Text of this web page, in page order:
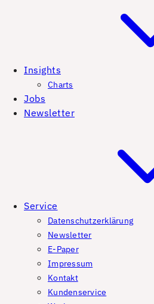
Insights
Charts
Jobs
Newsletter
Service
Datenschutzerklärung
Newsletter
E-Paper
Impressum
Kontakt
Kundenservice